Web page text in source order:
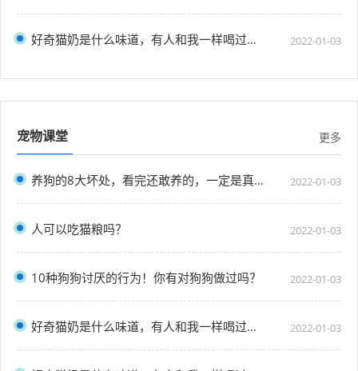
好奇猫奶是什么味道，有人和我一样喝过猫奶吗？” 2022-01-03
宠物课堂 更多
养狗的8大坏处，看完还敢养的，一定是真爱了 2022-01-03
人可以吃猫粮吗？ 2022-01-03
10种狗狗讨厌的行为！你有对狗狗做过吗？ 2022-01-03
好奇猫奶是什么味道，有人和我一样喝过猫奶吗？” 2022-01-03